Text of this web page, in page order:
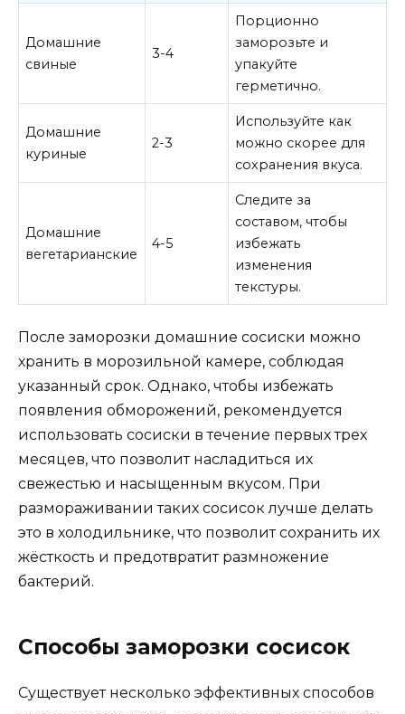
Домашние
свиные
3-4
Порционно
заморозьте и
упакуйте
герметично.
Домашние
куриные
2-3
Используйте как
можно скорее для
сохранения вкуса.
Домашние
вегетарианские
4-5
Следите за
составом, чтобы
избежать
изменения
текстуры.
После заморозки домашние сосиски можно
хранить в морозильной камере, соблюдая
указанный срок. Однако, чтобы избежать
появления обморожений, рекомендуется
использовать сосиски в течение первых трех
месяцев, что позволит насладиться их
свежестью и насыщенным вкусом. При
размораживании таких сосисок лучше делать
это в холодильнике, что позволит сохранить их
жёсткость и предотвратит размножение
бактерий.
Способы заморозки сосисок
Существует несколько эффективных способов